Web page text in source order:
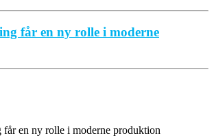
får en ny rolle i moderne